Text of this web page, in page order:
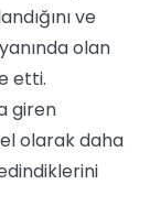
ve
olan
etti.
giren
olarak daha